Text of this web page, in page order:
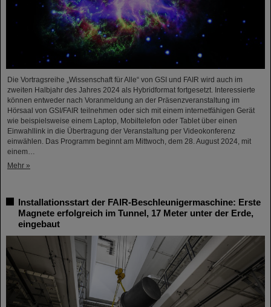
Die Vortragsreihe „Wissenschaft für Alle“ von GSI und FAIR wird auch im
zweiten Halbjahr des Jahres 2024 als Hybridformat fortgesetzt. Interessierte
können entweder nach Voranmeldung an der Präsenzveranstaltung im
Hörsaal von GSI/FAIR teilnehmen oder sich mit einem internetfähigen Gerät
wie beispielsweise einem Laptop, Mobiltelefon oder Tablet über einen
Einwahllink in die Übertragung der Veranstaltung per Videokonferenz
einwählen. Das Programm beginnt am Mittwoch, dem 28. August 2024, mit
einem…
Mehr »
Installationsstart der FAIR-Beschleunigermaschine: Erste
Magnete erfolgreich im Tunnel, 17 Meter unter der Erde,
eingebaut